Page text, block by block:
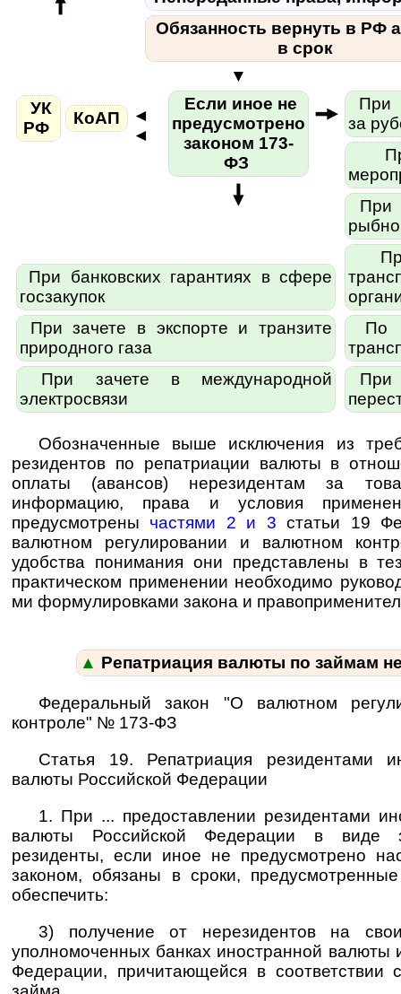
Обязанность вернуть в РФ
в срок
▼
УК
РФ
КоАП
◄
◄
Если иное не
предусмотрено
законом 173-
ФЗ
При
за
При
По
При
При банковских гарантиях в сфере
госзакупок
При зачете в экспорте и транзите
природного газа
При зачете в международной
электросвязи
Обозначенные выше исключения из
резидентов по репатриации валюты в
оплаты (авансов) нерезидентам за
информацию, права и условия
предусмотрены частями 2 и 3 статьи 19
валютном регулировании и валютном
удобства понимания они представлены в
практическом применении необходимо
ми фор­му­ли­ров­ка­ми закона и
▲ Репатриация валюты по займам
Федеральный закон "О валютном
контроле" № 173-ФЗ
Статья 19. Репатриация резидентами
валюты Российской Федерации
1. При ... предоставлении резидентами
валюты Российской Федерации в виде
резиденты, если иное не предусмотрено
законом, обязаны в сроки,
обеспечить:
3) получение от нерезидентов на
уполномоченных банках иностранной валюты
Федерации, причитающейся в соответствии